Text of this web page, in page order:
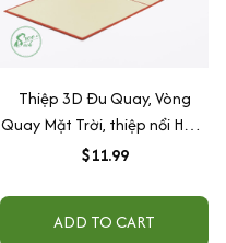
Thiệp 3D Đu Quay, Vòng
Quay Mặt Trời, thiệp nổi HMG
handmade Phù Hợp Làm
Nhật
$11.99
ADD TO CART